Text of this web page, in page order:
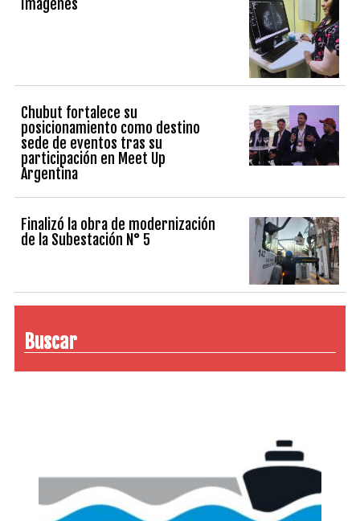
Imágenes
Chubut fortalece su
posicionamiento como destino
sede de eventos tras su
participación en Meet Up
Argentina
Finalizó la obra de modernización
de la Subestación N° 5
Buscar